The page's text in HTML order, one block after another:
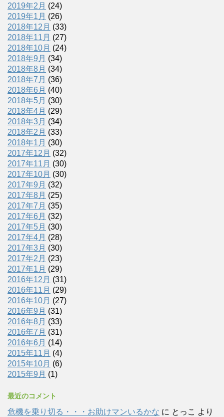
2019年2月 (24)
2019年1月 (26)
2018年12月 (33)
2018年11月 (27)
2018年10月 (24)
2018年9月 (34)
2018年8月 (34)
2018年7月 (36)
2018年6月 (40)
2018年5月 (30)
2018年4月 (29)
2018年3月 (34)
2018年2月 (33)
2018年1月 (30)
2017年12月 (32)
2017年11月 (30)
2017年10月 (30)
2017年9月 (32)
2017年8月 (25)
2017年7月 (35)
2017年6月 (32)
2017年5月 (30)
2017年4月 (28)
2017年3月 (30)
2017年2月 (23)
2017年1月 (29)
2016年12月 (31)
2016年11月 (29)
2016年10月 (27)
2016年9月 (31)
2016年8月 (33)
2016年7月 (31)
2016年6月 (14)
2015年11月 (4)
2015年10月 (6)
2015年9月 (1)
最近のコメント
危機を乗り切る・・・お助けマンいるかな に とっこ より